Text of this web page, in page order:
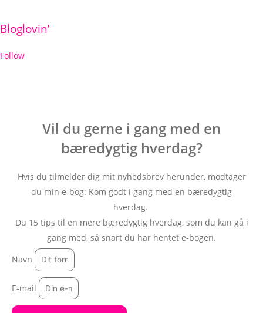
Bloglovin’
Follow
Vil du gerne i gang med en
bæredygtig hverdag?
Hvis du tilmelder dig mit nyhedsbrev herunder, modtager
du min e-bog: Kom godt i gang med en bæredygtig
hverdag.
Du 15 tips til en mere bæredygtig hverdag, som du kan gå i
gang med, så snart du har hentet e-bogen.
Navn
E-mail